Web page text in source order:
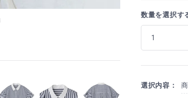
数量を選択す
選択内容：